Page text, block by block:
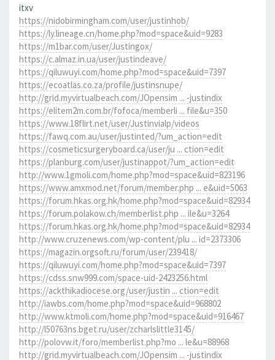
itxv
https://nidobirmingham.com/user/justinhob/
https://ly.lineage.cn/home.php?mod=space&uid=9283
https://m1bar.com/user/Justingox/
https://c.almaz.in.ua/user/justindeave/
https://qiluwuyi.com/home.php?mod=space&uid=7397
https://ecoatlas.co.za/profile/justinsnupe/
http://grid.myvirtualbeach.com/JOpensim ... -justindix
https://elitem2m.com.br/fofoca/memberli ... file&u=350
https://www.18flirt.net/user/Justinvialp/videos
https://fawq.com.au/user/justinted/?um_action=edit
https://cosmeticsurgeryboard.ca/user/ju ... ction=edit
https://planburg.com/user/justinappot/?um_action=edit
http://www.1gmoli.com/home.php?mod=space&uid=823196
https://www.amxmod.net/forum/member.php ... e&uid=5063
https://forum.hkas.org.hk/home.php?mod=space&uid=82934
https://forum.polakow.ch/memberlist.php ... ile&u=3264
https://forum.hkas.org.hk/home.php?mod=space&uid=82934
http://www.cruzenews.com/wp-content/plu ... id=2373306
https://magazin.orgsoft.ru/forum/user/239418/
https://qiluwuyi.com/home.php?mod=space&uid=7397
https://cdss.snw999.com/space-uid-2423256.html
https://ackthikadiocese.org/user/justin ... ction=edit
http://iawbs.com/home.php?mod=space&uid=968802
http://www.ktmoli.com/home.php?mod=space&uid=916467
http://l50763ns.bget.ru/user/zcharlslittle3145/
http://polovw.it/foro/memberlist.php?mo ... le&u=88968
http://grid.myvirtualbeach.com/JOpensim ... -justindix